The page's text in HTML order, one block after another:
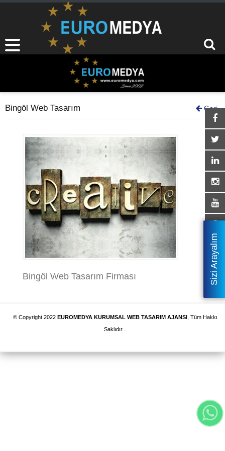
Sizi Arayalım
Bingöl Web Tasarım Geri
Bingöl Web Tasarım Firması
© Copyright 2022 EUROMEDYA KURUMSAL WEB TASARIM AJANSI, Tüm Hakkı
Saklıdır...